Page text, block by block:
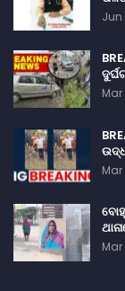
Jun
Mar
Mar
Mar